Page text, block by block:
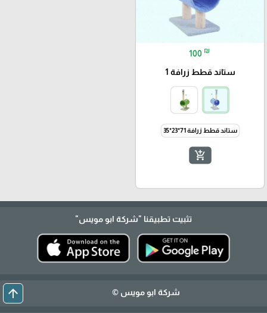
100 ₪
ستاند قطط زرافة 1
ستاند قطط زرافة 71*23*35
add_shopping_cart
تثبيت تطبيقنا "شركة ابو مويس"
شركة ابو مويس © arrow_upward